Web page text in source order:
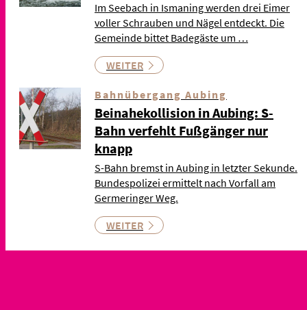
Im Seebach in Ismaning werden drei Eimer
voller Schrauben und Nägel entdeckt. Die
Gemeinde bittet Badegäste um …
WEITER
Bahnübergang Aubing
Beinahekollision in Aubing: S-
Bahn verfehlt Fußgänger nur
knapp
S-Bahn bremst in Aubing in letzter Sekunde.
Bundespolizei ermittelt nach Vorfall am
Germeringer Weg.
WEITER